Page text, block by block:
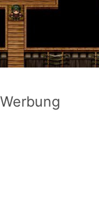
Werbung